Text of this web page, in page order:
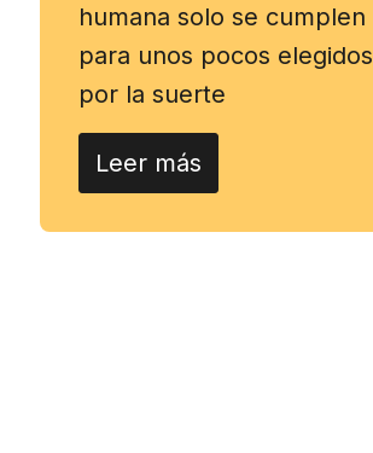
humana solo se cumplen
para unos pocos elegidos
por la suerte
Leer más